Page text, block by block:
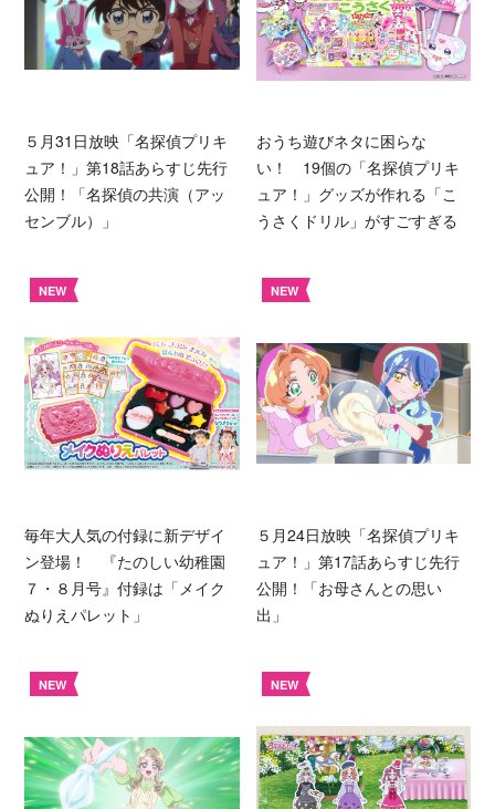
５月31日放映「名探偵プリキ
ュア！」第18話あらすじ先行
公開！「名探偵の共演（アッ
センブル）」
おうち遊びネタに困らな
い！ 19個の「名探偵プリキ
ュア！」グッズが作れる「こ
うさくドリル」がすごすぎる
NEW
毎年大人気の付録に新デザイ
ン登場！ 『たのしい幼稚園
７・８月号』付録は「メイク
ぬりえパレット」
NEW
５月24日放映「名探偵プリキ
ュア！」第17話あらすじ先行
公開！「お母さんとの思い
出」
NEW NEW